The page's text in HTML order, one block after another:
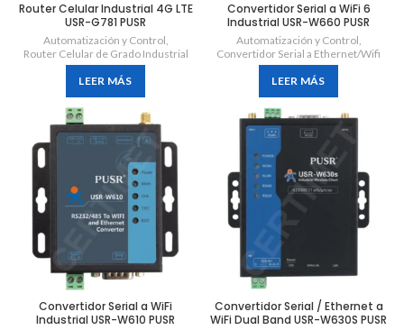
Router Celular Industrial 4G LTE
USR-G781 PUSR
Automatización y Control,
Router Celular de Grado Industrial
LEER MÁS
Convertidor Serial a WiFi 6
Industrial USR-W660 PUSR
Automatización y Control,
Convertidor Serial a Ethernet/Wifi
LEER MÁS
Convertidor Serial a WiFi
Industrial USR-W610 PUSR
Convertidor Serial / Ethernet a
WiFi Dual Band USR-W630S PUSR